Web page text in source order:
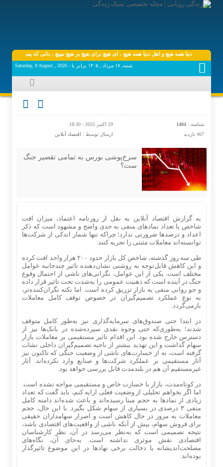
دنیا همه هیچ و اهل دنیا همه هیچ ، ‌ای هیچ برای هیچ بر هیچ مپیچ ، دانی که پس از عمر چه
شنبه, ۱۷ مرداد , ۱۴۰۵ برابر با - Saturday, 8 August , 2026
شناسه : 1484
29 اکتبر 2025 - 18:30
467 بازدید
ارسال توسط : اقتصاد آنلاین
سرخ‌پوشی بورس به تمامی تقصیر جنگ
ست؟
به گزارش اقتصاد آنلاین به نقل از روزنامه اعتماد، میزان افت
شاخص یا تعداد نماد‌های منفی به حدی واضح و مشهود است که ذکر
اعداد و درصد‌ها ضرورتی ندارد؛ چراکه تنها شمار اندکی از شرکت‌ها
توانسته‌اند معاملات مثبتی را تجربه کنند.
طی سه روز گذشته، شاخص کل بازار حدود ۲۰۰ هزار واحد افت کرده
و این کاهش قابل‌توجه به روشنی نشان‌دهنده تاثیر چندجانبه عوامل
مختلف است. یکی از این عوامل، نگرانی‌های ناشی از احتمال وقوع
جنگ در آینده است که ذهنیت عمومی را به‌شدت تحت تاثیر قرار داده
و جو روانی منفی به بازار تزریق کرده است. اما نکته نگران‌کننده‌تر،
به نوع عملکرد تصمیم‌گیران در خصوص توقف کامل معاملات
بازمی‌گردد.
در ابتدا حتی صندوق‌های سرمایه‌گذاری نیز به‌طور کامل متوقف
شدند؛ به‌طوری‌که حتی وجوه نقدی سپرده‌شده در بانک‌ها نیز از
دسترس خارج شده بود. این اقدام تاثیر مستقیمی بر معاملات بازار
سهام گذاشت و این تهدید بیشتر از ناحیه تصمیم‌گیران داخلی نشات
گرفته است، نه از خسارت‌های ناشی از وضعیت جنگی که تاکنون نیز
آثار مستقیمی بر عملکرد شرکت‌ها و صنایع وارد نکرده‌اند. آثار
غیرمستقیم آن هم در بلندمدت قابل بررسی خواهد بود.
در کوتاه‌مدت، بازار با خسارت خاص و مستقیمی مواجه نشده است.
اما اگر بخواهم تحلیلی از وضعیت فعلی ارایه کنم، باید گفت که تعداد
زیادی از نماد‌ها به حجم مبنا رسیده‌اند و باعث شده‌اند دامنه کامل
منفی ۳ درصدی در بسیاری از سهام شکل بگیرد. با این حال، حجم
معاملات به مرور در حال کاهش است و اصرار سهامداران حقیقی
برای فروش سهام، بیش از آنکه ناشی از واقعیت‌های اقتصادی باشد،
نتیجه تصمیمی است که به‌نظر می‌رسد در آن، نظر کارشناسان
اقتصادی نقش موثری نداشته است. به‌جای آن، نگاه‌های
مصلحت‌اندیشانه یا دخالت برخی نهاد‌ها در این موضوع تاثیرگذار
بوده‌اند.